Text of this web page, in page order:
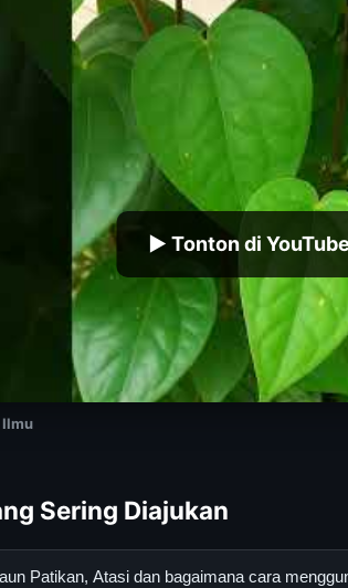
▶ Tonton di YouTube
Sering Diajukan
Patikan, Atasi dan bagaimana cara